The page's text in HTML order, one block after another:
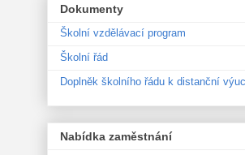
Dokumenty
Školní vzdělávací program
Školní řád
Doplněk školního řádu k distanční
Nabídka zaměstnání